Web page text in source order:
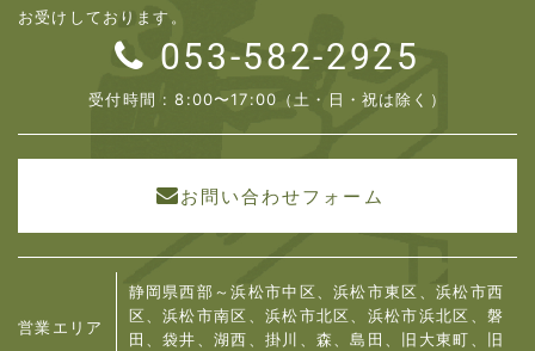
お受けしております。
053-582-2925
受付時間 : 8:00〜17:00（土・日・祝は除く）
お問い合わせフォーム
営業エリア
静岡県西部～浜松市中区、浜松市東区、浜松市西
区、浜松市南区、浜松市北区、浜松市浜北区、 磐
田、袋井、湖西、掛川、森、島田、旧大東町、旧